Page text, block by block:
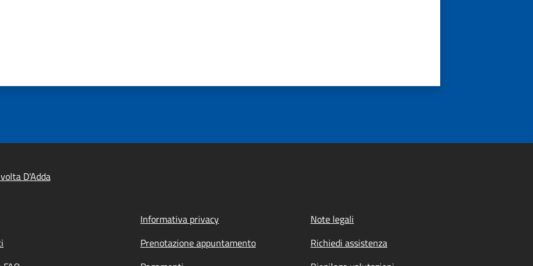
D'Adda
Informativa privacy
Note legali
Prenotazione appuntamento
Richiedi assistenza